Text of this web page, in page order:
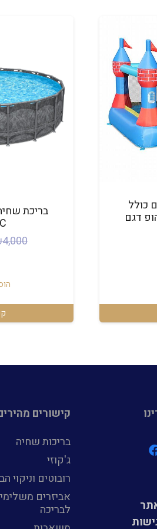
כולל
דגם בריכת
4,000
קישורים
בריכות שחיה
ג'קוזי
רובוטים וניקוי
אביזרים
לבריכה